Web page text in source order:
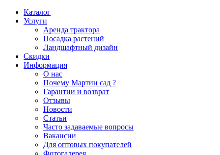
Каталог
Услуги
Аренда трактора
Посадка растений
Ландшафтный дизайн
Скидки
Информация
О нас
Почему Мартин сад ?
Гарантии и возврат
Отзывы
Новости
Статьи
Часто задаваемые вопросы
Вакансии
Для оптовых покупателей
Фотогалерея